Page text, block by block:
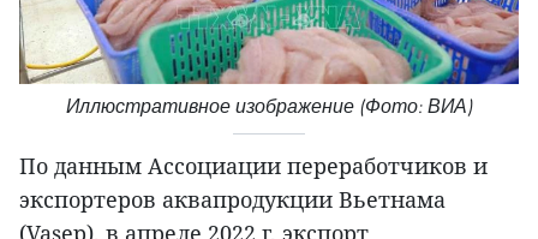
Иллюстративное изображение (Фото: ВИА)
По данным Ассоциации переработчиков и
экспортеров аквапродукции Вьетнама